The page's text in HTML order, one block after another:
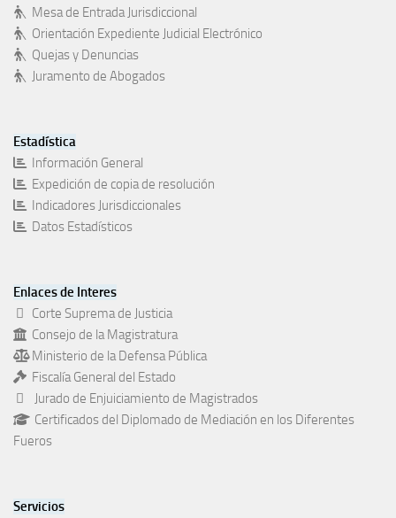
Mesa de Entrada Jurisdiccional
Orientación Expediente Judicial Electrónico
Quejas y Denuncias
Juramento de Abogados
Estadística
Información General
Expedición de copia de resolución
Indicadores Jurisdiccionales
Datos Estadísticos
Enlaces de Interes
Corte Suprema de Justicia
Consejo de la Magistratura
Ministerio de la Defensa Pública
Fiscalía General del Estado
Jurado de Enjuiciamiento de Magistrados
Certificados del Diplomado de Mediación en los Diferentes
Fueros
Servicios